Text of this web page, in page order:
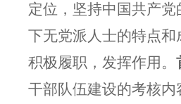
定位，坚持中国共产
下无党派人士的特点
积极履职，发挥作用。
干部队伍建设的考核